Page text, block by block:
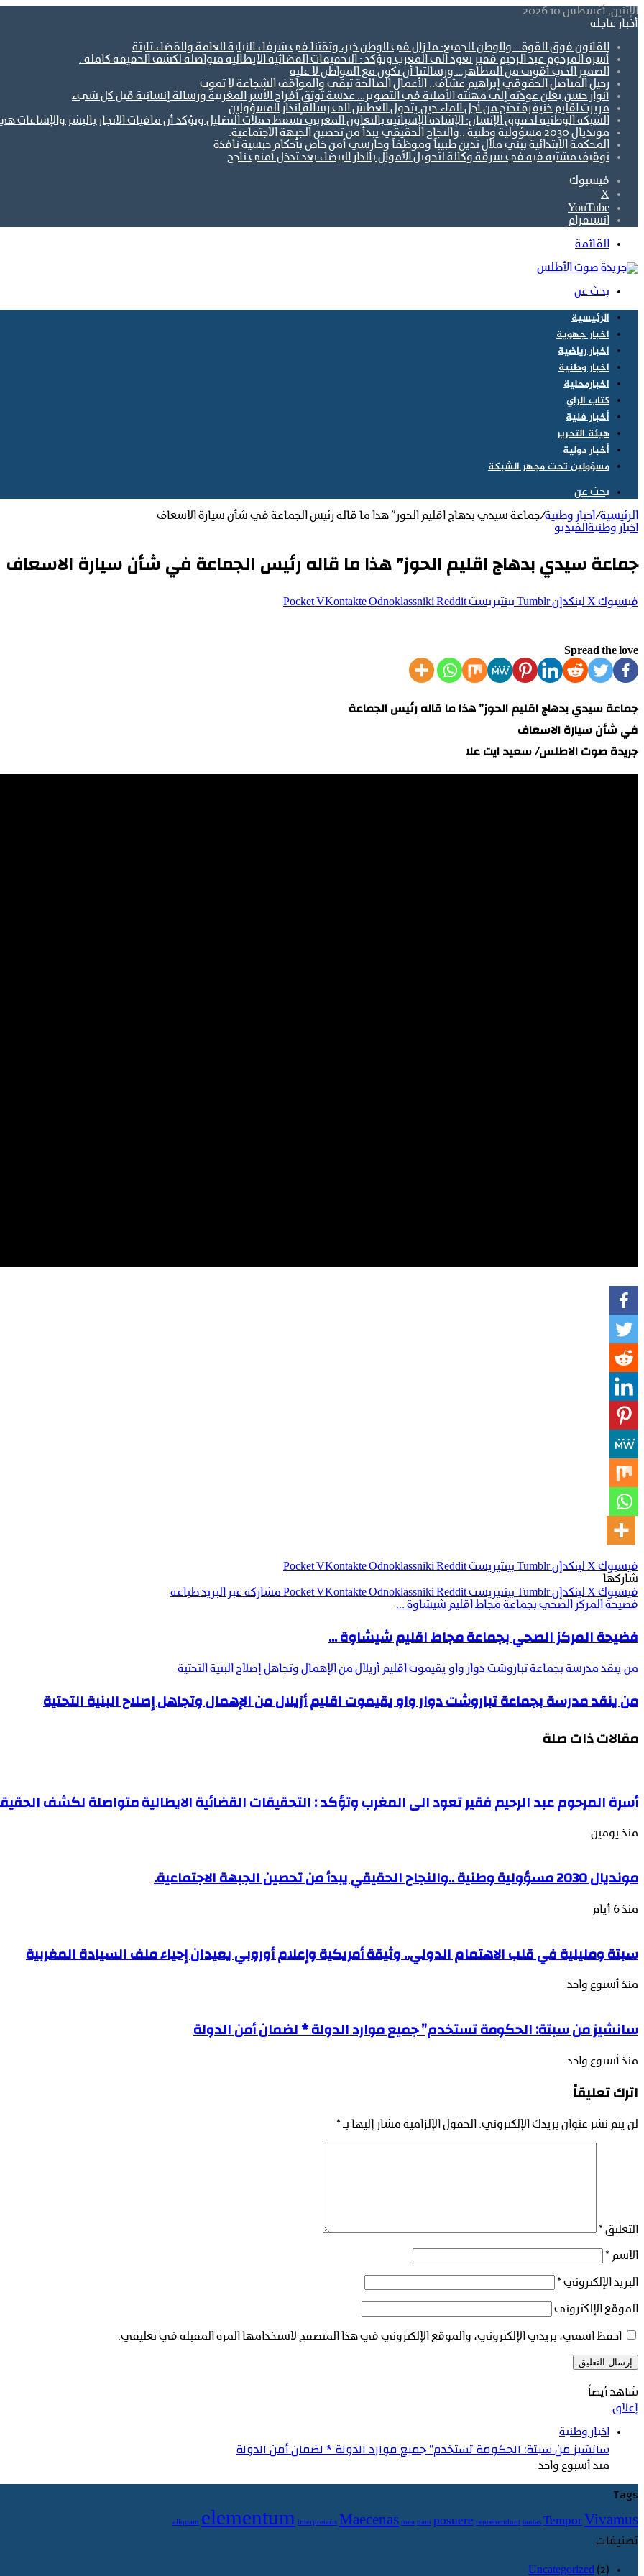
الإثنين, أغسطس 10 2026
أخبار عاجلة
القانون فوق القوة… والوطن للجميع: ما زال في الوطن خير، وثقتنا في شرفاء النيابة العامة والقضاء ثابتة
أسرة المرحوم عبد الرحيم فقير تعود الى المغرب وتؤكد : التحقيقات القضائية الايطالية متواصلة لكشف الحقيقة كاملة .
الضمير الحي أقوى من المظاهر… ورسالتنا أن نكون مع المواطن لا عليه
رحيل المناضل الحقوقي إبراهيم عشاف.. الأعمال الصالحة تبقى والمواقف الشجاعة لا تموت
أنوار حسن يعلن عودته إلى مهنته الأصلية في التصوير… عدسة توثق أفراح الأسر المغربية ورسالة إنسانية قبل كل شيء
مريرت اقليم خنيفرة تحتج من أجل الماء.حين يتحول العطش الى رسالة انذار المسؤولين
الشبكة الوطنية لحقوق الإنسان: الإشادة الإسبانية بالتعاون المغربي تُسقط حملات التضليل وتؤكد أن مافيات الاتجار بالبشر
مونديال 2030 مسؤولية وطنية ..والنجاح الحقيقي يبدأ من تحصين الجبهة الاجتماعية.
المحكمة الابتدائية ببني ملال تدين طبيباً وموظفاً وحارسي أمن خاص بأحكام حبسية نافذة
توقيف مشتبه فيه في سرقة وكالة لتحويل الأموال بالدار البيضاء بعد تدخل أمني ناجح
فيسبوك
‫X
‫YouTube
انستقرام
القائمة
بحث عن
الرئيسية
اخبار جهوية
اخبار رياضية
اخبار وطنية
اخبارمحلية
كتاب الراي
أخبار فنية
هيئة التحرير
أخبار دولية
مسؤولين تحت مجهر الشبكة
بحث عن
الرئيسية/ اخبار وطنية/جماعة سيدي بدهاج اقليم الحوز” هذا ما قاله رئيس الجماعة في شأن سيارة الاسعاف
اخبار وطنية الفيديو
جماعة سيدي بدهاج اقليم الحوز” هذا ما قاله رئيس الجماعة في شأن سيارة الاسعاف
فيسبوك‫X لينكدإن بينتيريست Odnoklassniki
‫Pocket
Spread the love
جماعة سيدي بدهاج اقليم الحوز” هذا ما قاله رئيس الجماعة
في شأن سيارة الاسعاف
جريدة صوت الاطلس/ سعيد ايت علا
فيسبوك‫X لينكدإن بينتيريست Odnoklassniki
‫Pocket
شاركها
فيسبوك‫X لينكدإن بينتيريست Odnoklassniki
‫Pocket مشاركة عبر البريدطباعة
فضيحة المركز الصحي بجماعة مجاط اقليم شيشاوة ...
فضيحة المركز الصحي بجماعة مجاط اقليم شيشاوة ...
من ينقد مدرسة بجماعة تباروشت دوار واو يقيموت اقليم أزيلال من الإهمال وتجاهل إصلاح البنية التحتية
من ينقد مدرسة بجماعة تباروشت دوار واو يقيموت اقليم أزيلال من الإهمال وتجاهل إصلاح البنية التحتية
مقالات ذات صلة
أسرة المرحوم عبد الرحيم فقير تعود الى المغرب وتؤكد : التحقيقات القضائية الايطالية متواصلة لكشف
منذ يومين
مونديال 2030 مسؤولية وطنية ..والنجاح الحقيقي يبدأ من تحصين الجبهة الاجتماعية.
منذ 6 أيام
سبتة ومليلية في قلب الاهتمام الدولي.. وثيقة أمريكية وإعلام أوروبي يعيدان إحياء ملف السيادة المغربية
منذ أسبوع واحد
سانشيز من سبتة: الحكومة تستخدم” جميع موارد الدولة * لضمان أمن الدولة
منذ أسبوع واحد
اترك تعليقاً
لن يتم نشر عنوان بريدك الإلكتروني. الحقول الإلزامية مشار إليها بـ *
التعليق *
الاسم *
البريد الإلكتروني *
الموقع الإلكتروني
احفظ اسمي، بريدي الإلكتروني، والموقع الإلكتروني في هذا المتصفح لاستخدامها المرة المقبلة في تعليقي.
شاهد أيضاً
إغلاق
اخبار وطنية
سانشيز من سبتة: الحكومة تستخدم” جميع موارد الدولة * لضمان أمن الدولة
منذ أسبوع واحد
Tags
aliquam elementum interpretaris Maecenas mea nam posuere reprehendunt tantas Tempor Vivamus
تصنيفات
Uncategorized (2)